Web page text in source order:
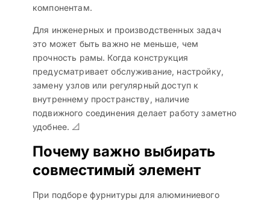
компонентам.
Для инженерных и производственных задач
это может быть важно не меньше, чем
прочность рамы. Когда конструкция
предусматривает обслуживание, настройку,
замену узлов или регулярный доступ к
внутреннему пространству, наличие
подвижного соединения делает работу заметно
удобнее. 📐
Почему важно выбирать
совместимый элемент
При подборе фурнитуры для алюминиевого